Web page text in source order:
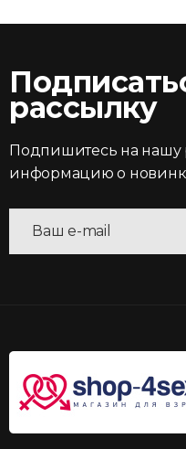
рассылку
Подпишитесь на нашу
информацию о